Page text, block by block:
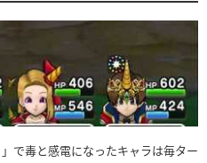
で毒と感電になったキャラは毎ター